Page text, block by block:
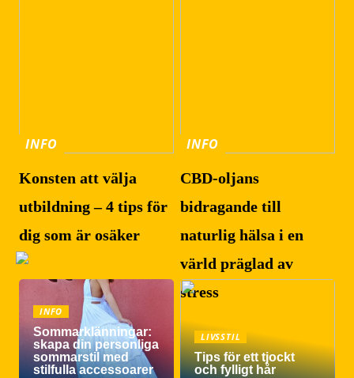
INFO
Konsten att välja
utbildning – 4 tips för
dig som är osäker
INFO
CBD-oljans
bidragande till
naturlig hälsa i en
värld präglad av
stress
INFO
Sommarklänningar:
skapa din personliga
sommarstil med
stilfulla accessoarer
LIVSSTIL
Tips för ett tjockt
och fylligt hår